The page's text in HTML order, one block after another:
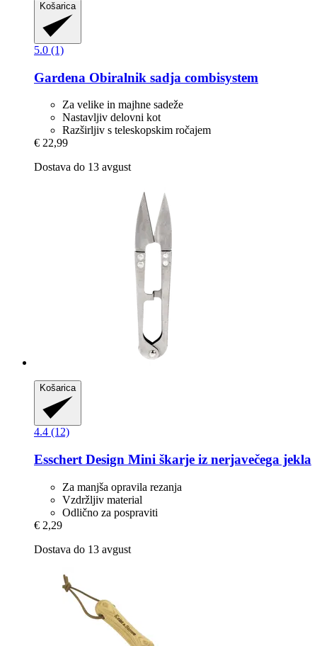
Košarica
5.0 (1)
Gardena Obiralnik sadja combisystem
Za velike in majhne sadeže
Nastavljiv delovni kot
Razširljiv s teleskopskim ročajem
€ 22,99
Dostava do 13 avgust
Košarica
4.4 (12)
Esschert Design Mini škarje iz nerjavečega jekla
Za manjša opravila rezanja
Vzdržljiv material
Odlično za pospraviti
€ 2,29
Dostava do 13 avgust